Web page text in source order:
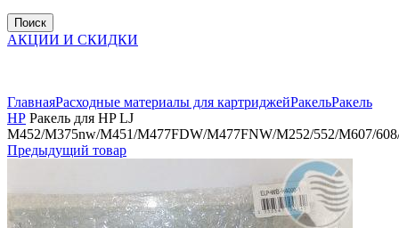
Поиск
АКЦИИ И СКИДКИ
ГлавнаяРасходные материалы для картриджейРакельРакель
НР Ракель для HP LJ
M452/M375nw/M451/M477FDW/M477FNW/M252/552/M607/
Предыдущий товар